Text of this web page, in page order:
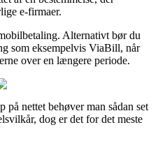
e-firmaer.
Alternativt bør du
som eksempelvis ViaBill, når
over en længere periode.
på nettet behøver man sådan set
dog er det for det meste